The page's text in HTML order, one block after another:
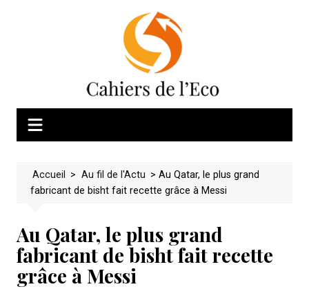
Accueil > Au fil de l'Actu > Au Qatar, le plus grand
fabricant de bisht fait recette grâce à Messi
Au Qatar, le plus grand
fabricant de bisht fait recette
grâce à Messi